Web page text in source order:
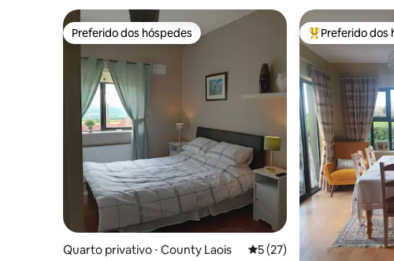
Preferido dos hóspedes
Preferido dos hóspedes
Quarto privativo ⋅ County Laois 5 de uma avaliação média
5 (27)
Entre os
Preferido dos